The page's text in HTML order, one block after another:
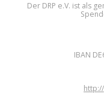
Der DRP e.V. ist als
IBAN